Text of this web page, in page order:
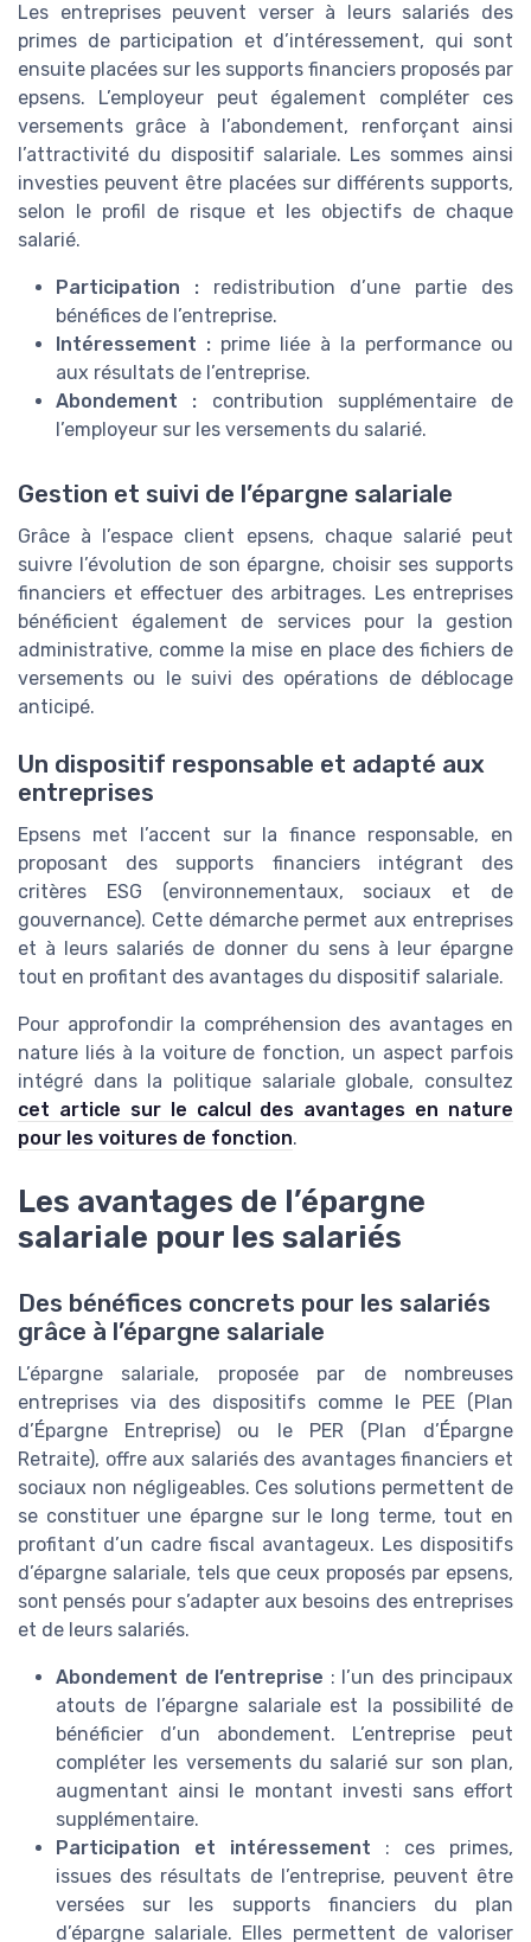
Les entreprises peuvent verser à leurs salariés des
primes de participation et d’intéressement, qui sont
ensuite placées sur les supports financiers proposés par
epsens. L’employeur peut également compléter ces
versements grâce à l’abondement, renforçant ainsi
l’attractivité du dispositif salariale. Les sommes ainsi
investies peuvent être placées sur différents supports,
selon le profil de risque et les objectifs de chaque
salarié.
Participation : redistribution d’une partie des
bénéfices de l’entreprise.
Intéressement : prime liée à la performance ou
aux résultats de l’entreprise.
Abondement : contribution supplémentaire de
l’employeur sur les versements du salarié.
Gestion et suivi de l’épargne salariale
Grâce à l’espace client epsens, chaque salarié peut
suivre l’évolution de son épargne, choisir ses supports
financiers et effectuer des arbitrages. Les entreprises
bénéficient également de services pour la gestion
administrative, comme la mise en place des fichiers de
versements ou le suivi des opérations de déblocage
anticipé.
Un dispositif responsable et adapté aux
entreprises
Epsens met l’accent sur la finance responsable, en
proposant des supports financiers intégrant des
critères ESG (environnementaux, sociaux et de
gouvernance). Cette démarche permet aux entreprises
et à leurs salariés de donner du sens à leur épargne
tout en profitant des avantages du dispositif salariale.
Pour approfondir la compréhension des avantages en
nature liés à la voiture de fonction, un aspect parfois
intégré dans la politique salariale globale, consultez
cet article sur le calcul des avantages en nature
pour les voitures de fonction.
Les avantages de l’épargne
salariale pour les salariés
Des bénéfices concrets pour les salariés
grâce à l’épargne salariale
L’épargne salariale, proposée par de nombreuses
entreprises via des dispositifs comme le PEE (Plan
d’Épargne Entreprise) ou le PER (Plan d’Épargne
Retraite), offre aux salariés des avantages financiers et
sociaux non négligeables. Ces solutions permettent de
se constituer une épargne sur le long terme, tout en
profitant d’un cadre fiscal avantageux. Les dispositifs
d’épargne salariale, tels que ceux proposés par epsens,
sont pensés pour s’adapter aux besoins des entreprises
et de leurs salariés.
Abondement de l’entreprise : l’un des principaux
atouts de l’épargne salariale est la possibilité de
bénéficier d’un abondement. L’entreprise peut
compléter les versements du salarié sur son plan,
augmentant ainsi le montant investi sans effort
supplémentaire.
Participation et intéressement : ces primes,
issues des résultats de l’entreprise, peuvent être
versées sur les supports financiers du plan
d’épargne salariale. Elles permettent de valoriser